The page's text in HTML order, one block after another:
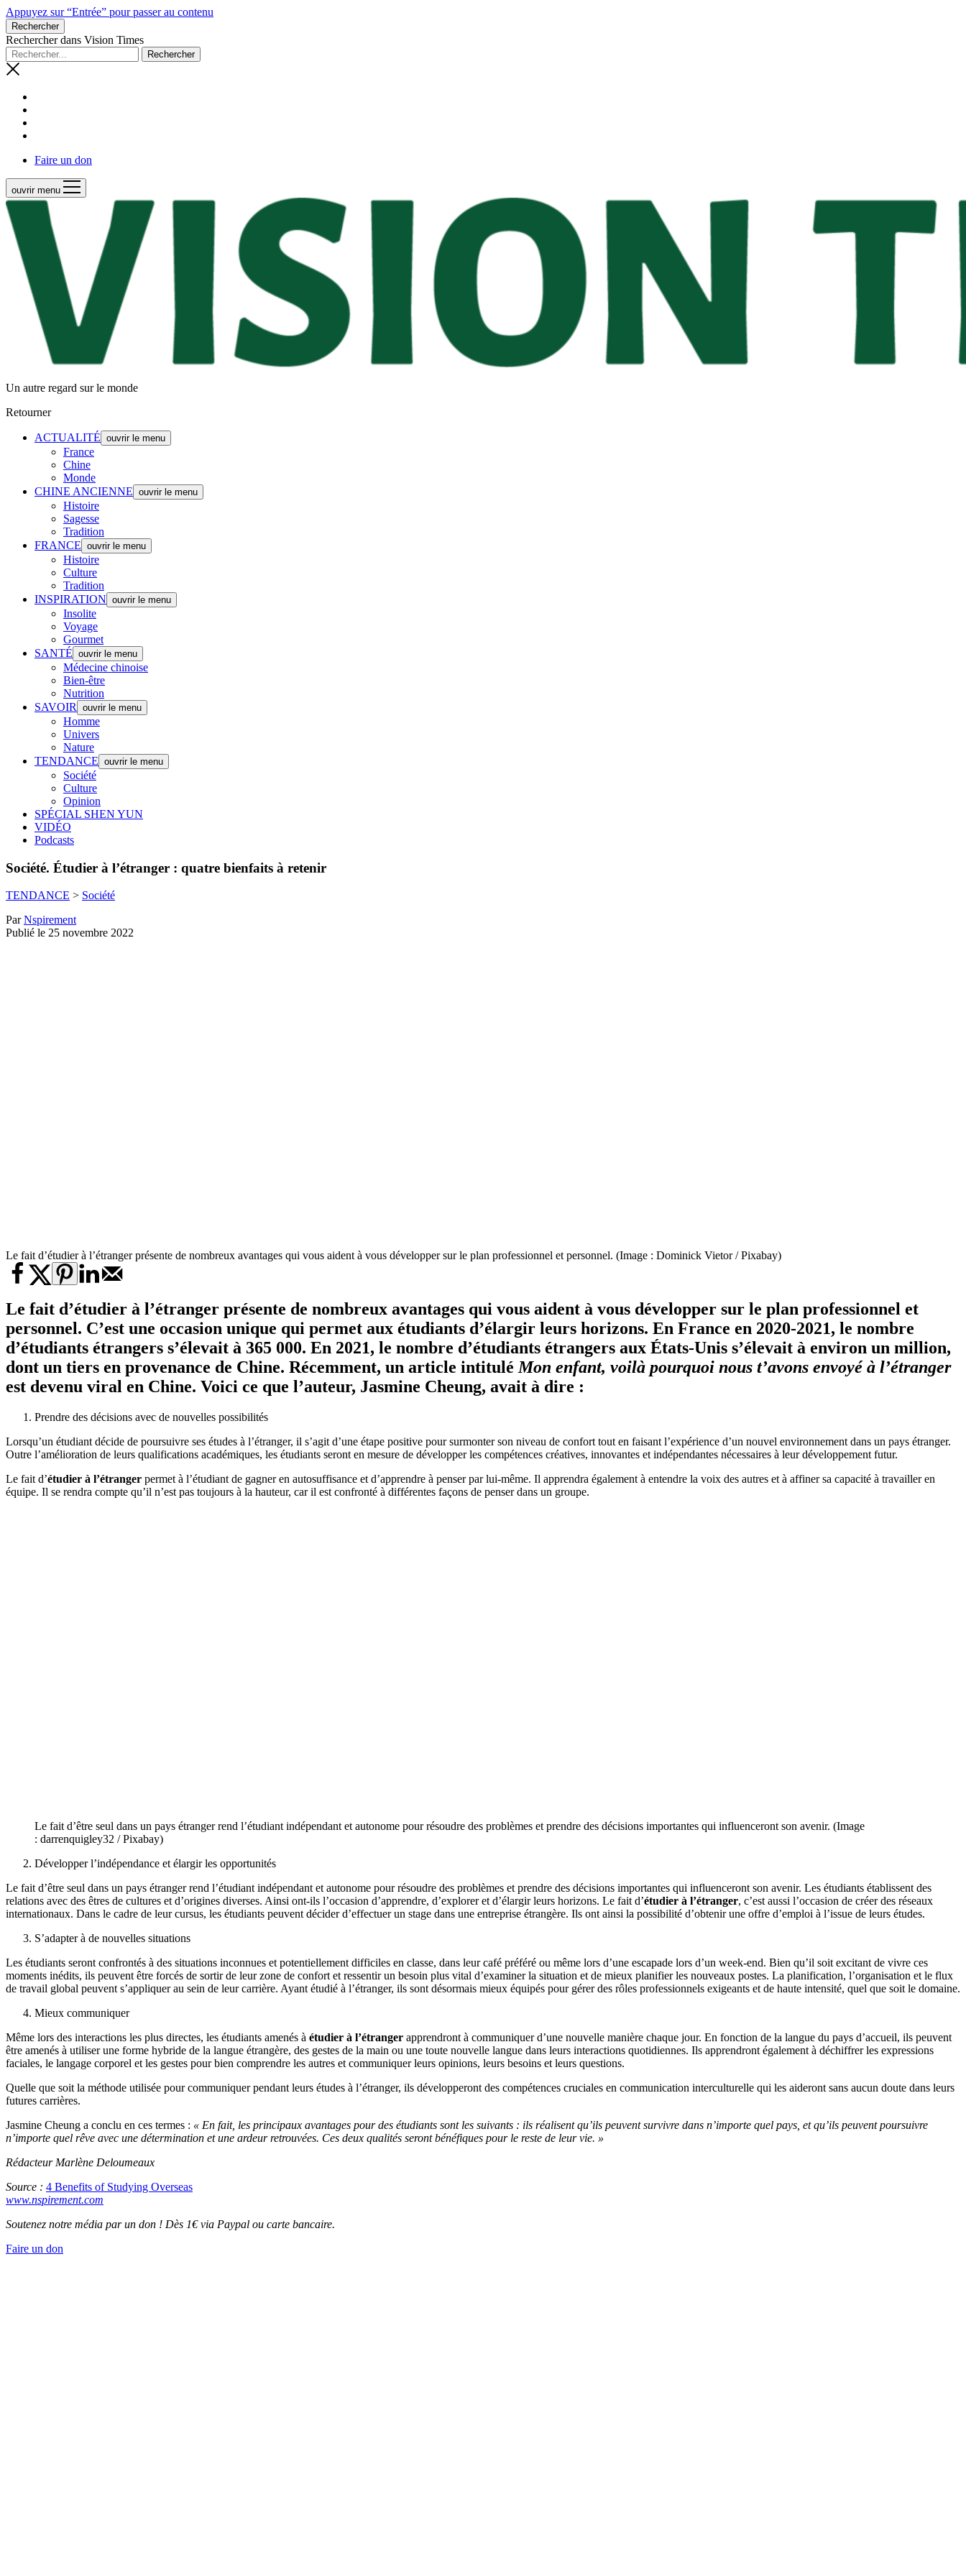
Appuyez sur “Entrée” pour passer au contenu
Rechercher
Rechercher dans Vision Times
Faire un don
ouvrir menu
Un autre regard sur le monde
Retourner
ACTUALITÉ ouvrir le menu
France
Chine
Monde
CHINE ANCIENNE ouvrir le menu
Histoire
Sagesse
Tradition
FRANCE ouvrir le menu
Histoire
Culture
Tradition
INSPIRATION ouvrir le menu
Insolite
Voyage
Gourmet
SANTÉ ouvrir le menu
Médecine chinoise
Bien-être
Nutrition
SAVOIR
ouvrir le menu
Homme
Univers
Nature
TENDANCE ouvrir le menu
Société
Culture
Opinion
SPÉCIAL SHEN YUN
VIDÉO
Podcasts
Société. Étudier à l’étranger : quatre bienfaits à retenir
TENDANCE > Société
ParNspirement
Publié le 25 novembre 2022
Le fait d’étudier à l’étranger présente de nombreux avantages qui vous aident à vous développer sur le plan professionnel et personnel. (Image : Dominick Vietor / Pixabay)
Le fait d’étudier à l’étranger présente de nombreux avantages qui vous aident à vous développer sur le plan professionnel et
personnel. C’est une occasion unique qui permet aux étudiants d’élargir leurs horizons. En France en 2020-2021, le nombre
d’étudiants étrangers s’élevait à 365 000. En 2021, le nombre d’étudiants étrangers aux États-Unis s’élevait à environ un million,
dont un tiers en provenance de Chine. Récemment, un article intituléMon enfant, voilà pourquoi nous t’avons envoyé à l’étranger
est devenu viral en Chine. Voici ce que l’auteur, Jasmine Cheung, avait à dire :
Prendre des décisions avec de nouvelles possibilités
Lorsqu’un étudiant décide de poursuivre ses études à l’étranger, il s’agit d’une étape positive pour surmonter son niveau de confort tout en faisant l’expérience d’un nouvel environnement dans un pays étranger.
Outre l’amélioration de leurs qualifications académiques, les étudiants seront en mesure de développer les compétences créatives, innovantes et indépendantes nécessaires à leur développement futur.
Le fait d’étudier à l’étranger permet à l’étudiant de gagner en autosuffisance et d’apprendre à penser par lui-même. Il apprendra également à entendre la voix des autres et à affiner sa capacité à travailler en
équipe. Il se rendra compte qu’il n’est pas toujours à la hauteur, car il est confronté à différentes façons de penser dans un groupe.
Le fait d’être seul dans un pays étranger rend l’étudiant indépendant et autonome pour résoudre des problèmes et prendre des décisions importantes qui influenceront son avenir. (Image
: darrenquigley32 / Pixabay)
Développer l’indépendance et élargir les opportunités
Le fait d’être seul dans un pays étranger rend l’étudiant indépendant et autonome pour résoudre des problèmes et prendre des décisions importantes qui influenceront son avenir. Les étudiants établissent des
relations avec des êtres de cultures et d’origines diverses. Ainsi ont-ils l’occasion d’apprendre, d’explorer et d’élargir leurs horizons. Le fait d’étudier à l’étranger, c’est aussi l’occasion de créer des réseaux
internationaux. Dans le cadre de leur cursus, les étudiants peuvent décider d’effectuer un stage dans une entreprise étrangère. Ils ont ainsi la possibilité d’obtenir une offre d’emploi à l’issue de leurs études.
S’adapter à de nouvelles situations
Les étudiants seront confrontés à des situations inconnues et potentiellement difficiles en classe, dans leur café préféré ou même lors d’une escapade lors d’un week-end. Bien qu’il soit excitant de vivre ces
moments inédits, ils peuvent être forcés de sortir de leur zone de confort et ressentir un besoin plus vital d’examiner la situation et de mieux planifier les nouveaux postes. La planification, l’organisation et le flux
de travail global peuvent s’appliquer au sein de leur carrière. Ayant étudié à l’étranger, ils sont désormais mieux équipés pour gérer des rôles professionnels exigeants et de haute intensité, quel que soit le domaine.
Mieux communiquer
Même lors des interactions les plus directes, les étudiants amenés à étudier à l’étranger apprendront à communiquer d’une nouvelle manière chaque jour. En fonction de la langue du pays d’accueil, ils peuvent
être amenés à utiliser une forme hybride de la langue étrangère, des gestes de la main ou une toute nouvelle langue dans leurs interactions quotidiennes. Ils apprendront également à déchiffrer les expressions
faciales, le langage corporel et les gestes pour bien comprendre les autres et communiquer leurs opinions, leurs besoins et leurs questions.
Quelle que soit la méthode utilisée pour communiquer pendant leurs études à l’étranger, ils développeront des compétences cruciales en communication interculturelle qui les aideront sans aucun doute dans leurs
futures carrières.
Jasmine Cheung a conclu en ces termes : « En fait, les principaux avantages pour des étudiants sont les suivants : ils réalisent qu’ils peuvent survivre dans n’importe quel pays, et qu’ils peuvent poursuivre
n’importe quel rêve avec une détermination et une ardeur retrouvées. Ces deux qualités seront bénéfiques pour le reste de leur vie. »
Rédacteur Marlène Deloumeaux
Source : 4 Benefits of Studying Overseas
www.nspirement.com
Soutenez notre média par un don ! Dès 1€ via Paypal ou carte bancaire.
Faire un don